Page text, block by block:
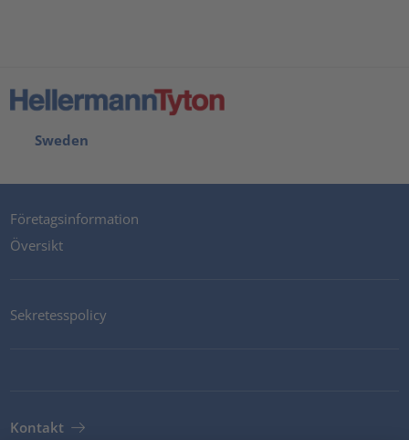
Sweden
Företagsinformation
Översikt
Sekretesspolicy
Kontakt